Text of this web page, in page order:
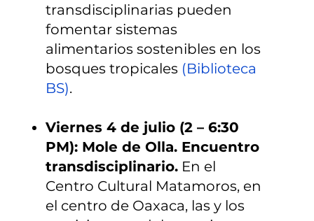
transdisciplinarias pueden
fomentar sistemas
alimentarios sostenibles en los
bosques tropicales (Biblioteca
BS).
Viernes 4 de julio (2 – 6:30
PM): Mole de Olla. Encuentro
transdisciplinario. En el
Centro Cultural Matamoros, en
el centro de Oaxaca, las y los